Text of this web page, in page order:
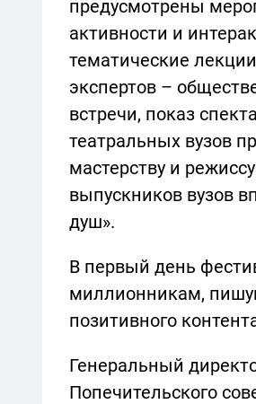
предусмотрены
активности и
тематические
экспертов –
встречи, показ
театральных вузов
мастерству и
выпускников вузов
душ».
В первый день
миллионникам,
позитивного
Генеральный
Попечительского